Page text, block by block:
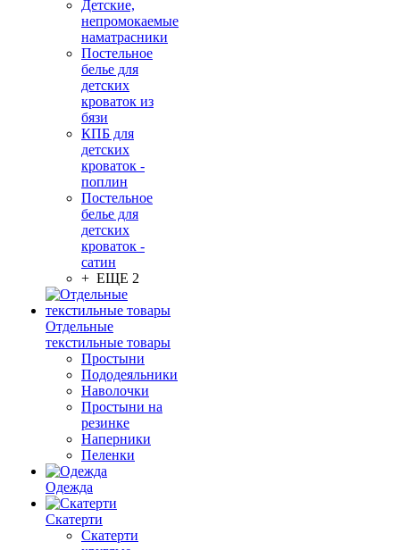
Детские,
непромокаемые
наматрасники
Постельное
белье для
детских
кроваток из
бязи
КПБ для
детских
кроваток -
поплин
Постельное
белье для
детских
кроваток -
сатин
+ ЕЩЕ 2
Отдельные
текстильные товары
Простыни
Пододеяльники
Наволочки
Простыни на
резинке
Наперники
Пеленки
Одежда
Скатерти
Скатерти